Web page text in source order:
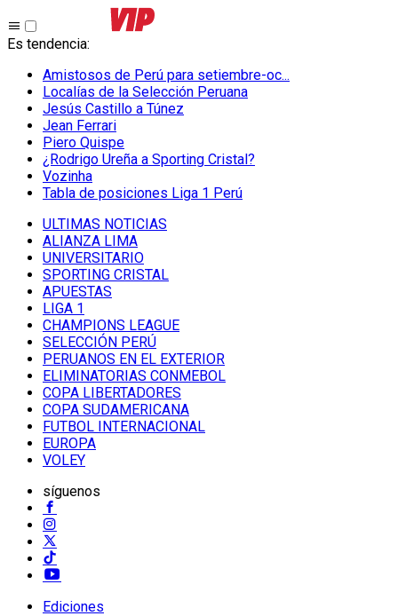
Es tendencia:
Amistosos de Perú para setiembre-oc...
Localías de la Selección Peruana
Jesús Castillo a Túnez
Jean Ferrari
Piero Quispe
¿Rodrigo Ureña a Sporting Cristal?
Vozinha
Tabla de posiciones Liga 1 Perú
ULTIMAS NOTICIAS
ALIANZA LIMA
UNIVERSITARIO
SPORTING CRISTAL
APUESTAS
LIGA 1
CHAMPIONS LEAGUE
SELECCIÓN PERÚ
PERUANOS EN EL EXTERIOR
ELIMINATORIAS CONMEBOL
COPA LIBERTADORES
COPA SUDAMERICANA
FUTBOL INTERNACIONAL
EUROPA
VOLEY
síguenos
Ediciones